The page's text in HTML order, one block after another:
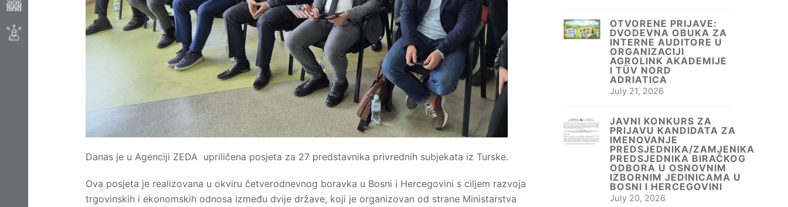
Danas je u Agenciji ZEDA upriličena posjeta za 27 predstavnika privrednih subjekata iz Turske.
Ova posjeta je realizovana u okviru četverodnevnog boravka u Bosni i Hercegovini s ciljem razvoja
trgovinskih i ekonomskih odnosa između dvije države, koji je organizovan od strane Ministarstva
OTVORENE PRIJAVE:
DVODEVNA OBUKA ZA
INTERNE AUDITORE U
ORGANIZACIJI
AGROLINK AKADEMIJE
I TÜV NORD
ADRIATICA
July 21, 2026
JAVNI KONKURS ZA
PRIJAVU KANDIDATA ZA
IMENOVANJE
PREDSJEDNIKA/ZAMJENIKA
PREDSJEDNIKA BIRAČKOG
ODBORA U OSNOVNIM
IZBORNIM JEDINICAMA U
BOSNI I HERCEGOVINI
July 20, 2026